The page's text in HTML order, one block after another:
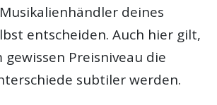
deines
entscheiden. Auch hier gilt,
gewissen Preisniveau die
subtiler werden.